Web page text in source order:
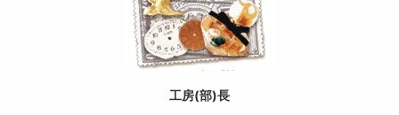
工房(部)長